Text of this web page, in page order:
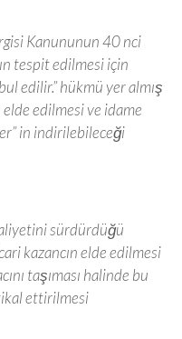
Kanununun 40 nci
tespit edilmesi için
edilir.” hükmü yer almış
elde edilmesi ve idame
in indirilebileceği
sürdürdüğü
kazancın elde edilmesi
taşıması halinde bu
ettirilmesi